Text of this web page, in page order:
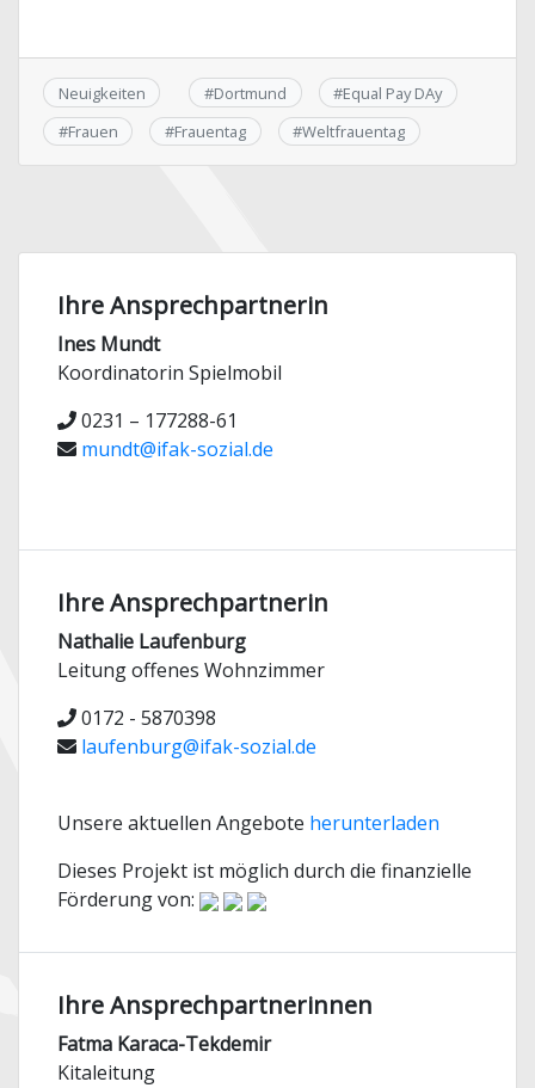
Neuigkeiten #Dortmund #Equal Pay DAy
#Frauen #Frauentag #Weltfrauentag
Ihre Ansprechpartnerin
Ines Mundt
Koordinatorin Spielmobil
0231 – 177288-61
mundt@ifak-sozial.de
Ihre Ansprechpartnerin
Nathalie Laufenburg
Leitung offenes Wohnzimmer
0172 - 5870398
laufenburg@ifak-sozial.de
Unsere aktuellen Angebote herunterladen
Dieses Projekt ist möglich durch die finanzielle
Förderung von:
Ihre Ansprechpartnerinnen
Fatma Karaca-Tekdemir
Kitaleitung